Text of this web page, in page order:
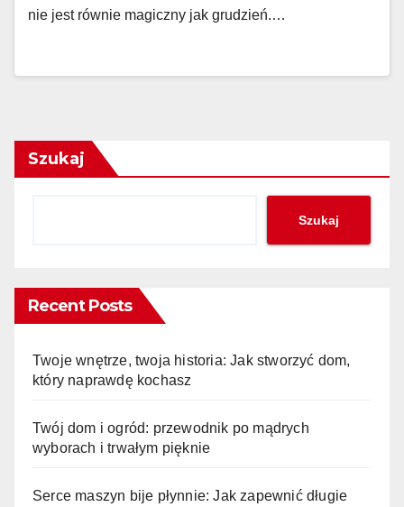
nie jest równie magiczny jak grudzień.…
Szukaj
Szukaj
Recent Posts
Twoje wnętrze, twoja historia: Jak stworzyć dom,
który naprawdę kochasz
Twój dom i ogród: przewodnik po mądrych
wyborach i trwałym pięknie
Serce maszyn bije płynnie: Jak zapewnić długie